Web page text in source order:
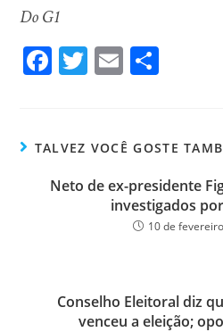
Do G1
Fa
ok
T
er
E
TALVEZ VOCÊ GOSTE
Neto de ex-presidente
investigados
10 de
Conselho Eleitoral diz
venceu a eleição;